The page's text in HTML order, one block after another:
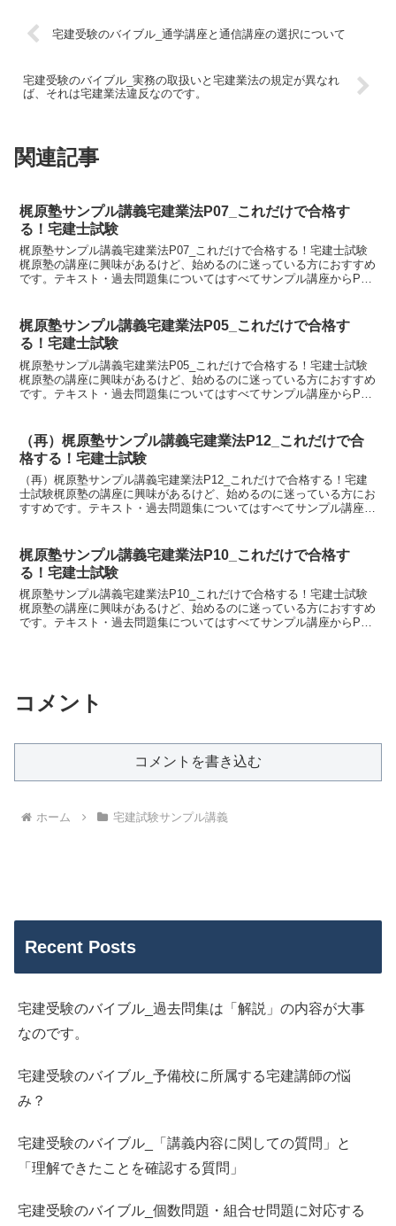
宅建受験のバイブル_通学講座と通信講座の選択について
宅建受験のバイブル_実務の取扱いと宅建業法の規定が異なれ
ば、それは宅建業法違反なのです。
関連記事
梶原塾サンプル講義宅建業法P07_これだけで合格す
る！宅建士試験
梶原塾サンプル講義宅建業法P07_これだけで合格する！宅建士試験
梶原塾の講座に興味があるけど、始めるのに迷っている方におすすめ
です。テキスト・過去問題集についてはすべてサンプル講座からPDF
梶原塾サンプル講義宅建業法P05_これだけで合格す
る！宅建士試験
梶原塾サンプル講義宅建業法P05_これだけで合格する！宅建士試験
梶原塾の講座に興味があるけど、始めるのに迷っている方におすすめ
です。テキスト・過去問題集についてはすべてサンプル講座からPDF
（再）梶原塾サンプル講義宅建業法P12_これだけで合
格する！宅建士試験
（再）梶原塾サンプル講義宅建業法P12_これだけで合格する！宅建
士試験梶原塾の講座に興味があるけど、始めるのに迷っている方にお
すすめです。テキスト・過去問題集についてはすべてサンプル講座か
梶原塾サンプル講義宅建業法P10_これだけで合格す
る！宅建士試験
梶原塾サンプル講義宅建業法P10_これだけで合格する！宅建士試験
梶原塾の講座に興味があるけど、始めるのに迷っている方におすすめ
です。テキスト・過去問題集についてはすべてサンプル講座からPDF
コメント
コメントを書き込む
ホーム 宅建試験サンプル講義
Recent Posts
宅建受験のバイブル_過去問集は「解説」の内容が大事
なのです。
宅建受験のバイブル_予備校に所属する宅建講師の悩
み？
宅建受験のバイブル_「講義内容に関しての質問」と
「理解できたことを確認する質問」
宅建受験のバイブル_個数問題・組合せ問題に対応する